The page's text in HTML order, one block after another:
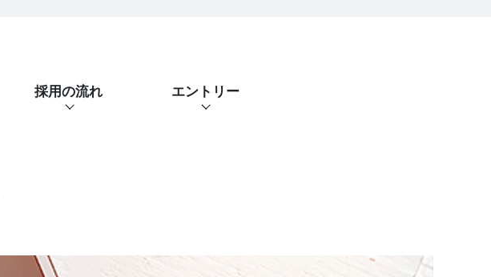
採用の流れ エントリー